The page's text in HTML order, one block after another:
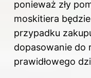
ponieważ zły
moskitiera
przypadku
dopasowanie do
prawidłowego